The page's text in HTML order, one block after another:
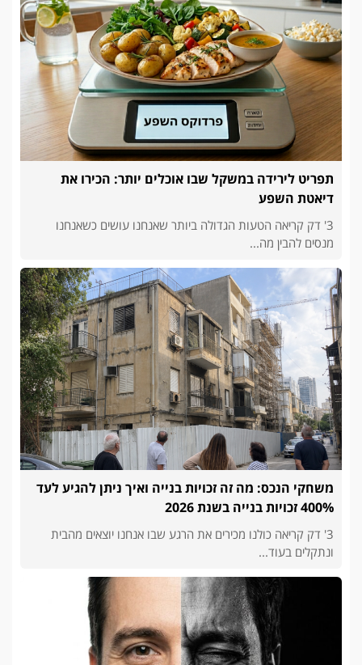
תפריט לירידה במשקל שבו אוכלים יותר: הכירו את
דיאטת השפע
3' דק קריאה הטעות הגדולה ביותר שאנחנו עושים כשאנחנו
מנסים להבין מה...
משחקי הנכס: מה זה זכויות בנייה ואיך ניתן להגיע לעד
400% זכויות בנייה בשנת 2026
3' דק קריאה כולנו מכירים את הרגע שבו אנחנו יוצאים מהבית
ונתקלים בעוד...